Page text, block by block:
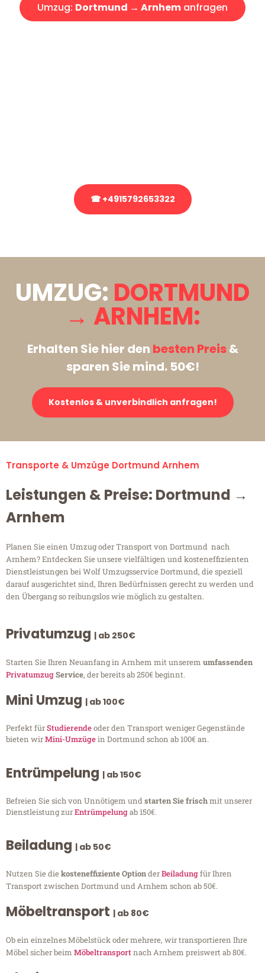
Umzug: Dortmund → Arnhem anfragen
☎ +4915792653322
UMZUG: DORTMUND
→ ARNHEM:
Erhalten Sie hier den besten Preis&
sparen Sie mind. 50€!
Kostenlos & unverbindlich anfragen!
Transporte & Umzüge Dortmund Arnhem
Leistungen & Preise: Dortmund →
Arnhem
Planen Sie einen Umzug oder Transport von Dortmund nach
Arnhem? Entdecken Sie unsere vielfältigen und kosteneffizienten
Dienstleistungen bei Wolf Umzugsservice Dortmund, die speziell
darauf ausgerichtet sind, Ihren Bedürfnissen gerecht zu werden und
den Übergang so reibungslos wie möglich zu gestalten.
Privatumzug | ab 250€
Starten Sie Ihren Neuanfang in Arnhem mit unserem umfassenden
PrivatumzugService, der bereits ab 250€ beginnt.
Mini Umzug | ab 100€
Perfekt fürStudierendeoder den Transport weniger Gegenstände
bieten wirMini-Umzügein Dortmund schon ab 100€ an.
Entrümpelung | ab 150€
Befreien Sie sich von Unnötigem undstarten Sie frischmit unserer
Dienstleistung zurEntrümpelungab 150€.
Beiladung | ab 50€
Nutzen Sie diekosteneffiziente OptionderBeiladungfür Ihren
Transport zwischen Dortmund und Arnhem schon ab 50€.
Möbeltransport | ab 80€
Ob ein einzelnes Möbelstück oder mehrere, wir transportieren Ihre
Möbel sicher beim Möbeltransportnach Arnhem preiswert ab 80€.